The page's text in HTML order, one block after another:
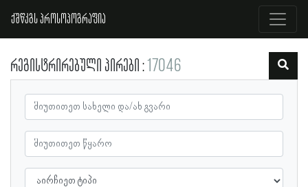
ქშწკგს პროსოპოგრაფია
რეგისტრირებული პირები 17046